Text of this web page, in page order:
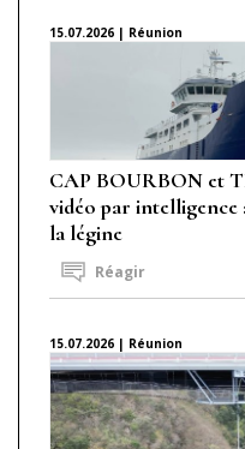
15.07.2026 | Réunion
CAP BOURBON et
vidéo par
la légine
Réagir
15.07.2026 | Réunion